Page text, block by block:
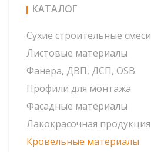
КАТАЛОГ
Сухие строительные смеси
Листовые материалы
Фанера, ДВП, ДСП, OSB
Профили для монтажа
Фасадные материалы
Лакокрасочная продукция
Кровельные материалы